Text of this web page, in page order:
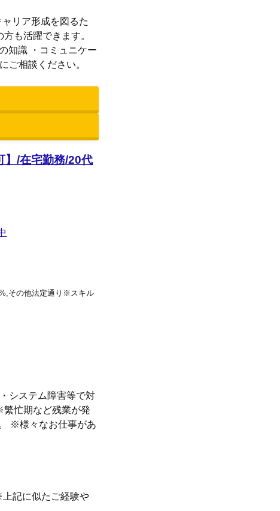
リア形成を図るた
も活躍できます。
知識 ・コミュニケー
ご相談ください。
】/在宅勤務/20代
その他法定通り※スキル
システム障害等で対
忙期など残業が発
※様々なお仕事があ
記に似たご経験や